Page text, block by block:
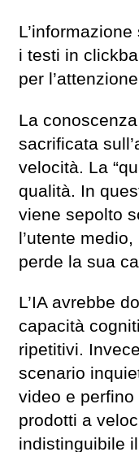
i testi in
per
La
sacrificata
velocità. La
qualità. In
viene sepolto
l’utente
perde la sua
L’IA avrebbe
capacità
ripetitivi.
scenario
video e
prodotti a
indistinguibile